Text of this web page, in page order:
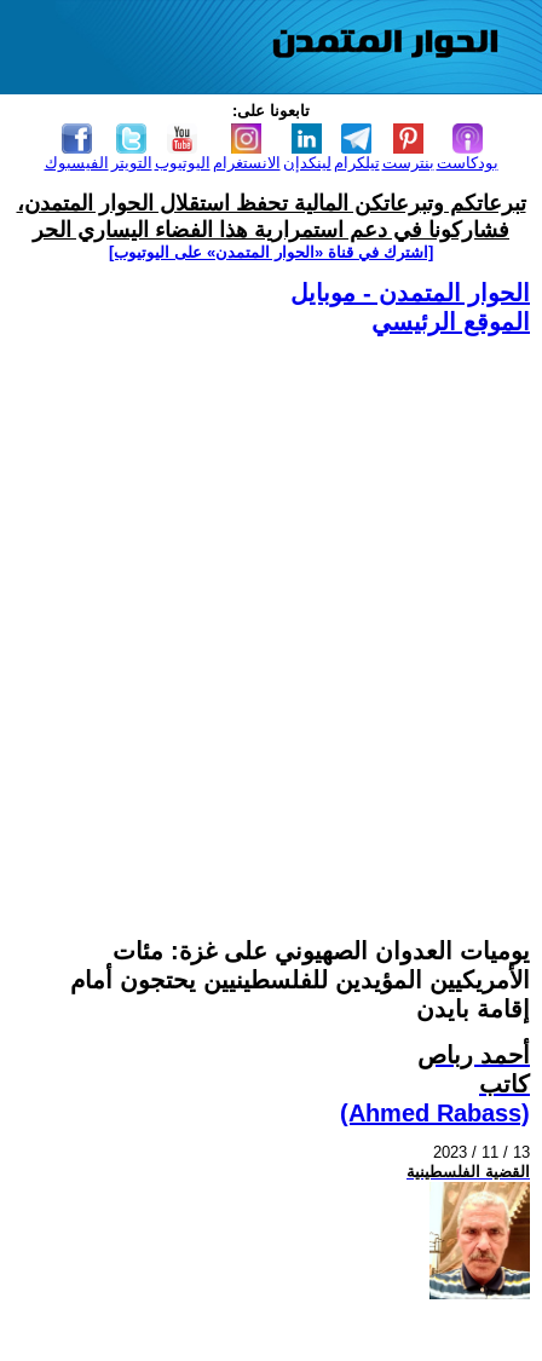
تابعونا على:
الفيسبوك التويتر اليوتيوب الانستغرام لينكدإن تيلكرامبنترست بودكاست
تبرعاتكم وتبرعاتكن المالية تحفظ استقلال الحوار المتمدن،
فشاركونا في دعم استمرارية هذا الفضاء اليساري الحر
[اشترك في قناة ‫«الحوار المتمدن» على اليوتيوب]
الحوار المتمدن - موبايل
الموقع الرئيسي
يوميات العدوان الصهيوني على غزة: مئات
الأمريكيين المؤيدين للفلسطينيين يحتجون أمام
إقامة بايدن
أحمد رباص
كاتب
(Ahmed Rabass)
2023 / 11 / 13
القضية الفلسطينية